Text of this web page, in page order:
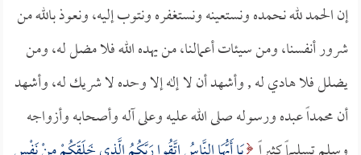
إن الحمد لله نحمده ونستعينه ونستغفره ونتوب إليه، ونعوذ بالله من
شرور أنفسنا، ومن سيئات أعمالنا، من يهده الله فلا مضل له، ومن
يضلل فلا هادي له , وأشهد أن لا إله إلا وحده لا شريك له، وأشهد
أن محمداً عبده ورسوله صلى الله عليه وعلى آله وأصحابه وأزواجه